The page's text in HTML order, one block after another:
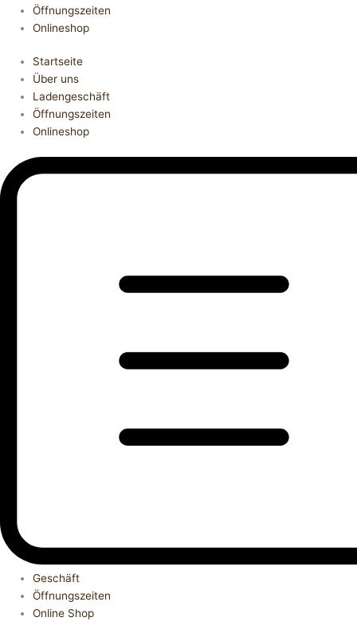
Öffnungszeiten
Onlineshop
Startseite
Über uns
Ladengeschäft
Öffnungszeiten
Onlineshop
Geschäft
Öffnungszeiten
Online Shop